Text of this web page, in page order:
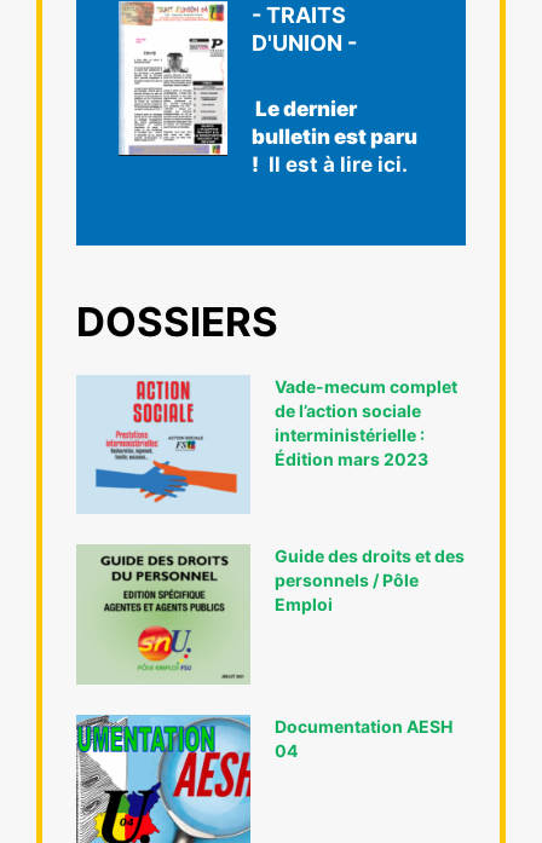
- TRAITS
D'UNION -
Le dernier
bulletin est paru
! Il est à lire ici.
DOSSIERS
Vade-mecum complet
de l’action sociale
interministérielle :
Édition mars 2023
Guide des droits et des
personnels / Pôle
Emploi
Documentation AESH
04